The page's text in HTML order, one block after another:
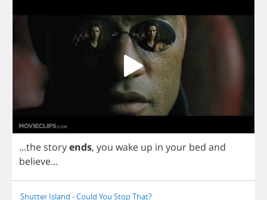
...the storyends, you wake up in your bed and
believe...
Shutter Island - Could You Stop That?